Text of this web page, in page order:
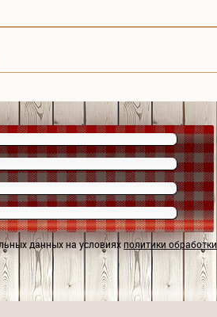
данных на условияхполитики обработки